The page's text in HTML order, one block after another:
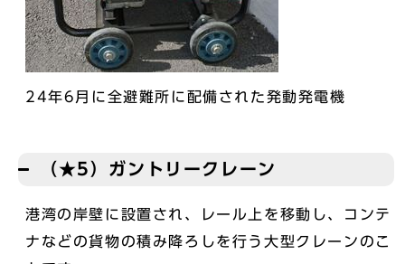
24年6月に全避難所に配備された発動発電機
（★5）ガントリークレーン
港湾の岸壁に設置され、レール上を移動し、コンテ
ナなどの貨物の積み降ろしを行う大型クレーンのこ